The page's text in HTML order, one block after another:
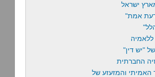
ישראל
אמת"
"יש דין"
החברתית
האמיתי והמזעזע של